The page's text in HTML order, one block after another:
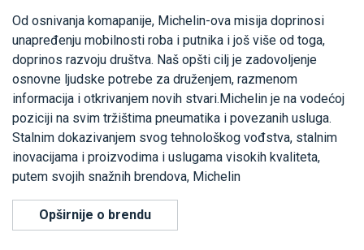
Od osnivanja komapanije, Michelin-ova misija doprinosi
unapređenju mobilnosti roba i putnika i još više od toga,
doprinos razvoju društva. Naš opšti cilj je zadovoljenje
osnovne ljudske potrebe za druženjem, razmenom
informacija i otkrivanjem novih stvari.Michelin je na vodećoj
poziciji na svim tržištima pneumatika i povezanih usluga.
Stalnim dokazivanjem svog tehnološkog vođstva, stalnim
inovacijama i proizvodima i uslugama visokih kvaliteta,
putem svojih snažnih brendova, Michelin
Opširnije o brendu